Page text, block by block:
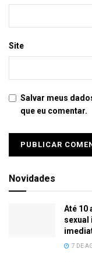
Site
Salvar meus
que eu comentar.
Novidades
Até 10
7 DE